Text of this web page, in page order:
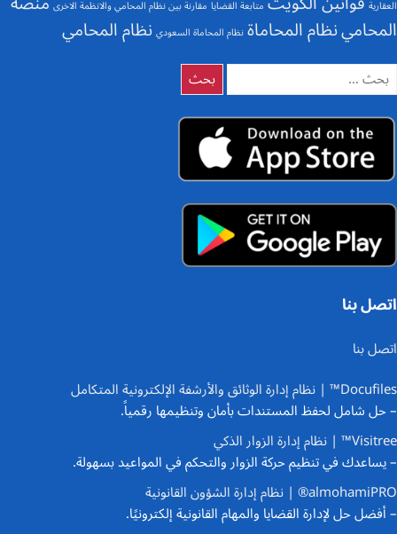
العقارية
متابعة القضايا مقارنة بين نظام المحامي والانظمة الاخرى
المحامينظام المحاماةنظام المحاماة السعودينظام المحامي
البحث
عن:
اتصل بنا
اتصل بنا
Docufiles™ | نظام إدارة الوثائق والأرشفة الإلكترونية المتكامل
– حل شامل لحفظ المستندات بأمان وتنظيمها رقمياً.
Visitree™ | نظام إدارة الزوار الذكي
– يساعدك في تنظيم حركة الزوار والتحكم في المواعيد بسهولة.
almohamiPRO® | نظام إدارة الشؤون القانونية
– أفضل حل لإدارة القضايا والمهام القانونية إلكترونيًا.